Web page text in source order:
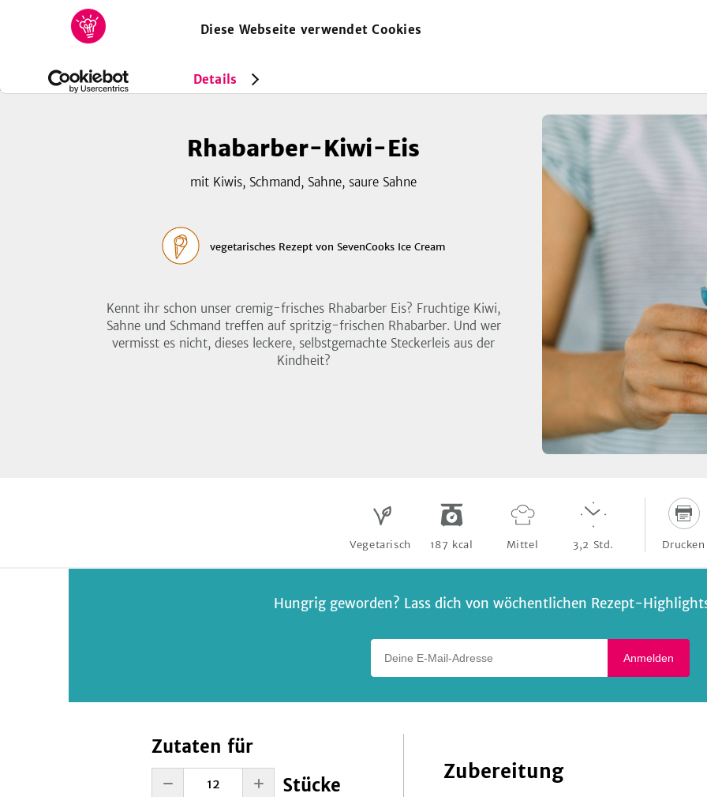
Diese Webseite verwendet Cookies
Details
REZEPTE SAMMLUNGEN MAGAZIN
Rezepte Vegetarisch Rhabarber-Kiwi-Eis
Bild
3
zeigen
Rhabarber-Kiwi-Eis
mit Kiwis, Schmand, Sahne, saure Sahne
vegetarisches Rezept von SevenCooks Ice Cream
Kennt ihr schon unser cremig-frisches Rhabarber Eis? Fruchtige Kiwi,
Sahne und Schmand treffen auf spritzig-frischen Rhabarber. Und wer
vermisst es nicht, dieses leckere, selbstgemachte Steckerleis aus der
Kindheit?
Vegetarisch 187 kcal Mittel 3,2 Std. Drucken
Hungrig geworden? Lass dich von wöchentlichen Rezept-
Anmelden
Zutaten für
Stücke
Zubereitung